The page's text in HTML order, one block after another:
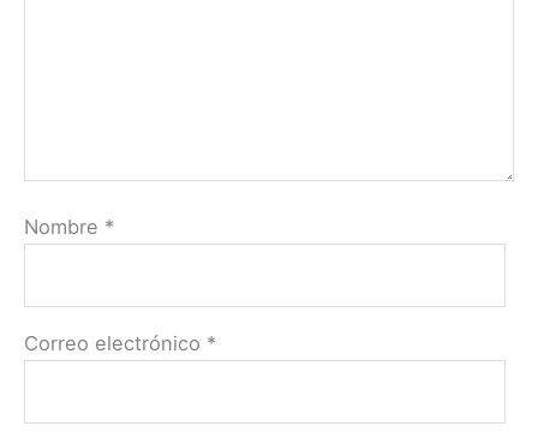
Nombre *
Correo electrónico *